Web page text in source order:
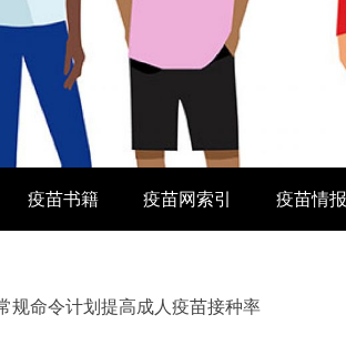
疫苗书籍 疫苗网索引 疫苗情
规命令计划提高成人疫苗接种率